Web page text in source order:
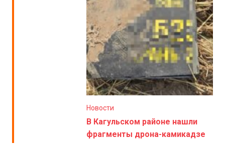
Новости
В Кагульском районе нашли
фрагменты дрона-камикадзе